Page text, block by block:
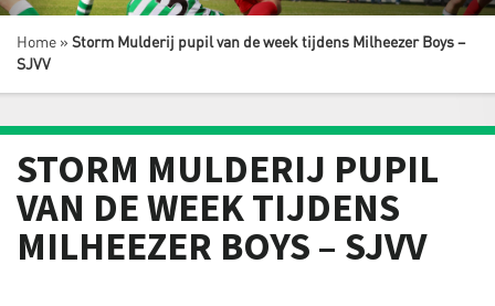
Home » Storm Mulderij pupil van de week tijdens Milheezer Boys –
SJVV
STORM MULDERIJ PUPIL
VAN DE WEEK TIJDENS
MILHEEZER BOYS – SJVV